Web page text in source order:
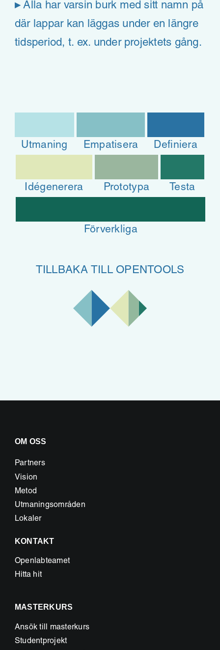
▸Alla har varsin burk med sitt namn på
där lappar kan läggas under en längre
tidsperiod, t. ex. under projektets gång.
Utmaning Empatisera Definiera
Idégenerera Prototypa Testa
Förverkliga
TILLBAKA TILL OPENTOOLS
OM OSS
Partners
Vision
Metod
Utmaningsområden
Lokaler
KONTAKT
Openlabteamet
Hitta hit
MASTERKURS
Ansök till masterkurs
Studentprojekt